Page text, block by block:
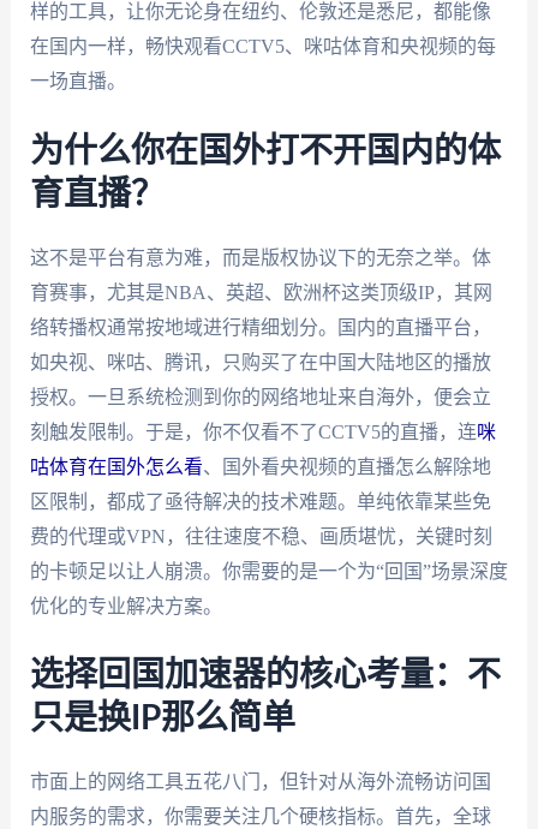
样的工具，让你无论身在纽约、伦敦还是悉尼，都能像
在国内一样，畅快观看CCTV5、咪咕体育和央视频的每
一场直播。
为什么你在国外打不开国内的体
育直播？
这不是平台有意为难，而是版权协议下的无奈之举。体
育赛事，尤其是NBA、英超、欧洲杯这类顶级IP，其网
络转播权通常按地域进行精细划分。国内的直播平台，
如央视、咪咕、腾讯，只购买了在中国大陆地区的播放
授权。一旦系统检测到你的网络地址来自海外，便会立
刻触发限制。于是，你不仅看不了CCTV5的直播，连咪
咕体育在国外怎么看、国外看央视频的直播怎么解除地
区限制，都成了亟待解决的技术难题。单纯依靠某些免
费的代理或VPN，往往速度不稳、画质堪忧，关键时刻
的卡顿足以让人崩溃。你需要的是一个为“回国”场景深度
优化的专业解决方案。
选择回国加速器的核心考量：不
只是换IP那么简单
市面上的网络工具五花八门，但针对从海外流畅访问国
内服务的需求，你需要关注几个硬核指标。首先，全球